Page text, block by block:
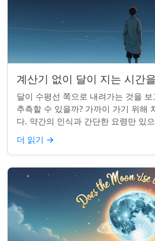
계산기 없이 달이 지는 시간
달이 수평선 쪽으로 내려가는 것을
추측할 수 있을까? 가까이 가기 위해
다. 약간의 인식과 간단한 요령만 있
늘의 달 뜨는 시간을 알고...
더 읽기 →